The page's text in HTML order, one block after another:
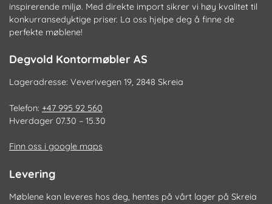
inspirerende miljø. Med direkte import sikrer vi høy kvalitet til
konkurransedyktige priser. La oss hjelpe deg å finne de
perfekte møblene!
Degvold Kontormøbler AS
Lageradresse: Veverivegen 19, 2848 Skreia
Telefon: +47 995 92 560
Hverdager 07.30 – 15.30
Finn oss i google maps
Levering
Møblene kan leveres hos deg, hentes på vårt lager på Skreia